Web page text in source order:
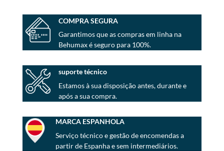
COMPRA SEGURA
Garantimos que as compras em linha na
Behumax é seguro para 100%.
suporte técnico
Estamos à sua disposição antes, durante e
após a sua compra.
MARCA ESPANHOLA
Serviço técnico e gestão de encomendas a
partir de Espanha e sem intermediários.